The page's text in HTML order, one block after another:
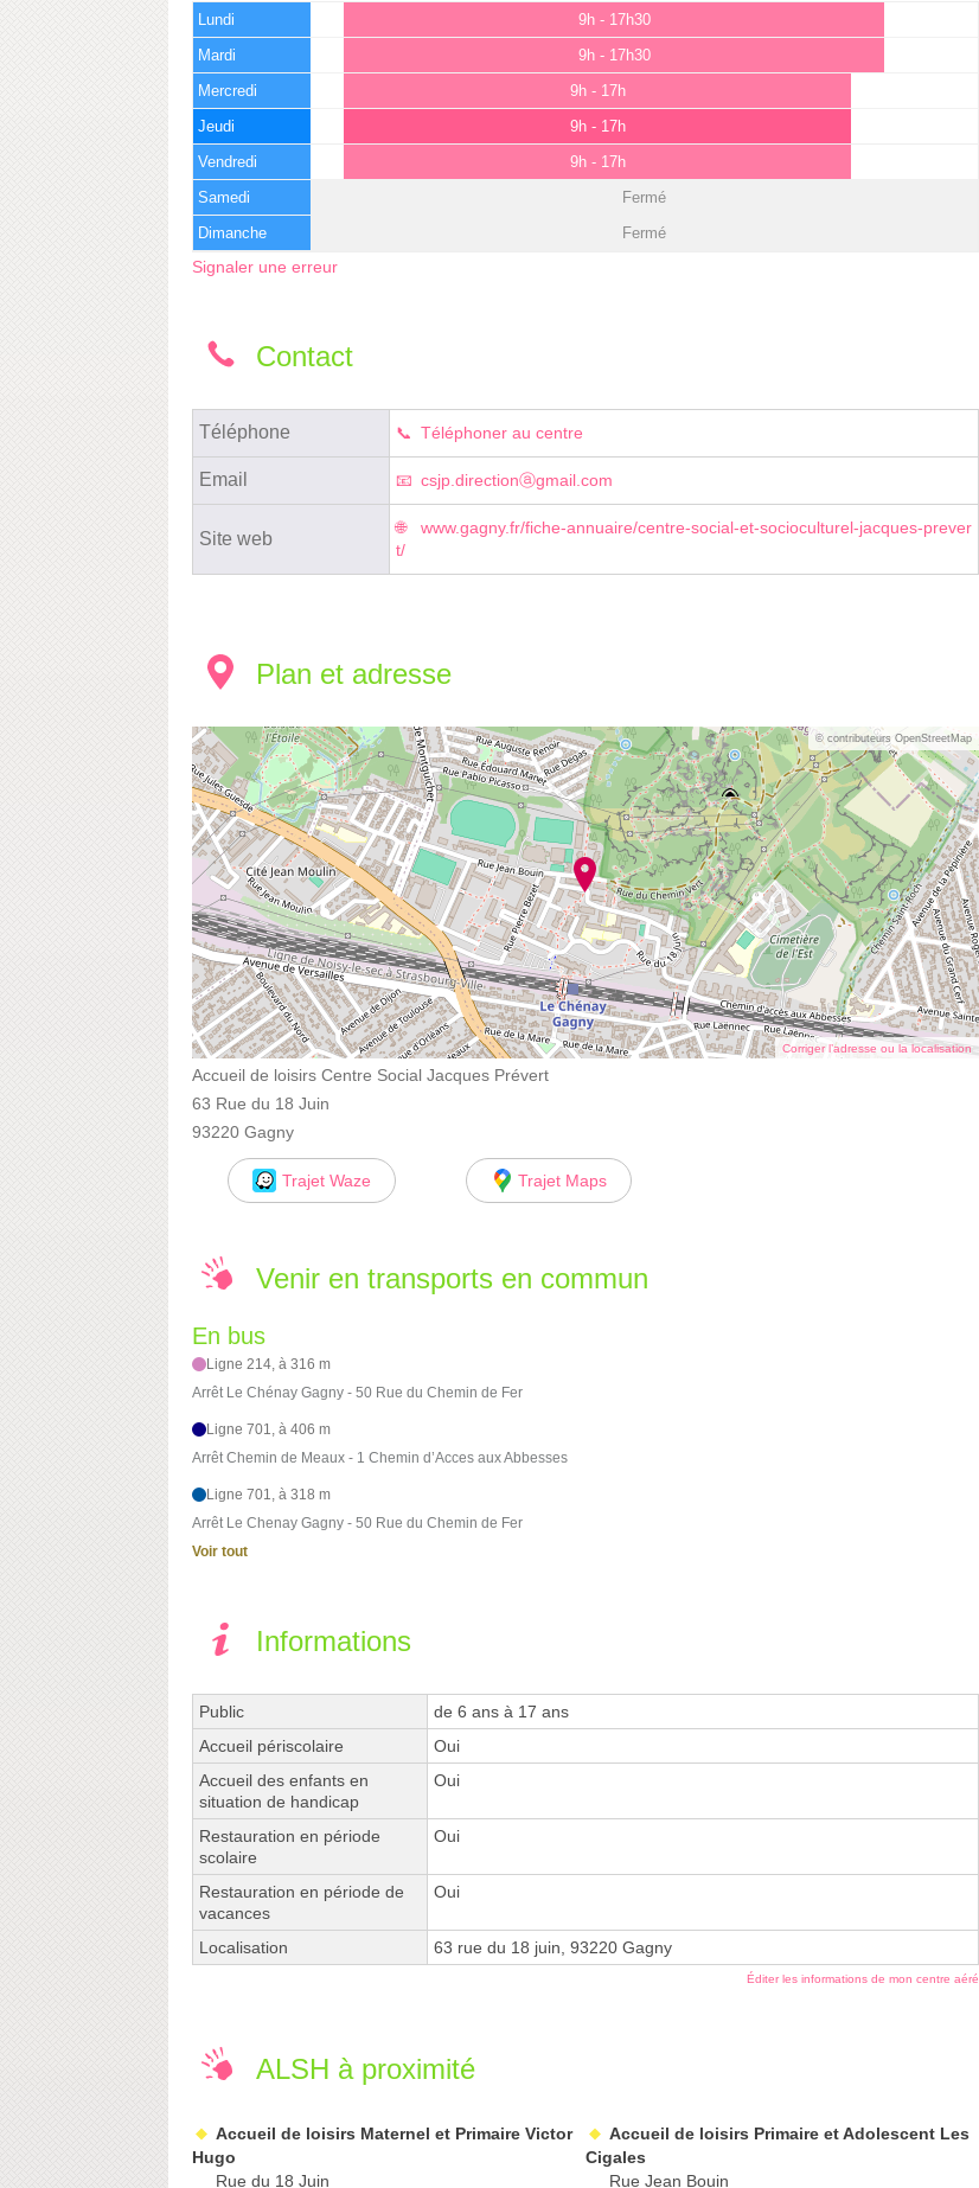
Lundi 9h - 17h30
Mardi 9h - 17h30
Mercredi 9h - 17h
Jeudi 9h - 17h
Vendredi 9h - 17h
Samedi Fermé
Dimanche Fermé
Signaler une erreur
Contact
Téléphone Téléphoner au centre
Email csjp.directionⓐgmail.com
Site web
www.gagny.fr/fiche-annuaire/centre-social-et-socioculturel-jacques-prever
t/
Plan et adresse
© contributeurs OpenStreetMap
Corriger l’adresse ou la localisation
Accueil de loisirs Centre Social Jacques Prévert
63 Rue du 18 Juin
93220 Gagny
Trajet Waze Trajet Maps
Venir en transports en commun
En bus
Ligne 214, à 316 m
Arrêt Le Chénay Gagny - 50 Rue du Chemin de Fer
Ligne 701, à 406 m
Arrêt Chemin de Meaux - 1 Chemin d’Acces aux Abbesses
Ligne 701, à 318 m
Arrêt Le Chenay Gagny - 50 Rue du Chemin de Fer
Voir tout
Informations
Public
de 6 ans à 17 ans
Accueil périscolaire
Oui
Accueil des enfants en
situation de handicap
Oui
Restauration en période
scolaire
Oui
Restauration en période de
vacances
Oui
Localisation 63 rue du 18 juin, 93220 Gagny
Éditer les informations de mon centre aéré
ALSH à proximité
Accueil de loisirs Maternel et Primaire Victor
Hugo
Rue du 18 Juin
Accueil de loisirs Primaire et Adolescent Les
Cigales
Rue Jean Bouin